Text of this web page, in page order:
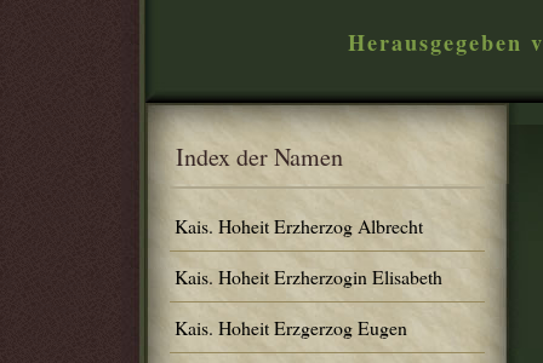
Index der Namen
Kais. Hoheit Erzherzog Albrecht
Kais. Hoheit Erzherzogin Elisabeth
Kais. Hoheit Erzgerzog Eugen